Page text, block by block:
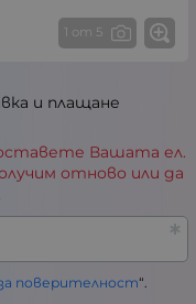
1 от 5
и плащане
Вашата ел.
отново или да
поверителност“.